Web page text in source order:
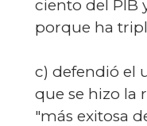
ciento del PIB
porque ha
c) defendió el
que se hizo la
"más exitosa